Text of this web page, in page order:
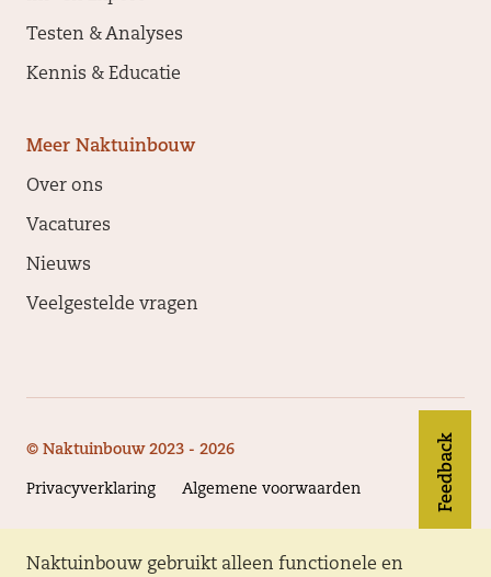
Feedback
Naktuinbouw gebruikt alleen functionele en
Testen & Analyses
Kennis & Educatie
Meer Naktuinbouw
Over ons
Vacatures
Nieuws
Veelgestelde vragen
© Naktuinbouw 2023 - 2026
Privacyverklaring Algemene voorwaarden